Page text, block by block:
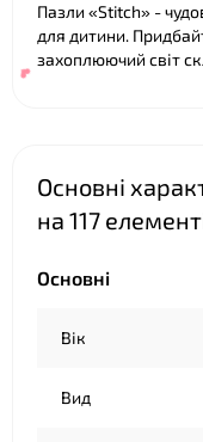
Пазли «Stitch» -
для дитини.
захоплюючий світ
Основні
на 117
Основні
Вік
Вид